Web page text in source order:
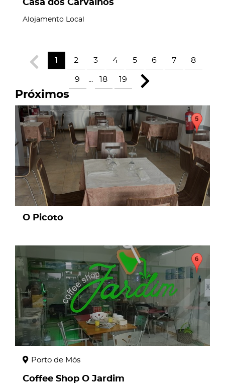
Casa dos Carvalhos
Alojamento Local
1 2 3 4 5 6 7 8
9 18 19
Próximos
page
O Picoto
Porto de Mós
Coffee Shop O Jardim